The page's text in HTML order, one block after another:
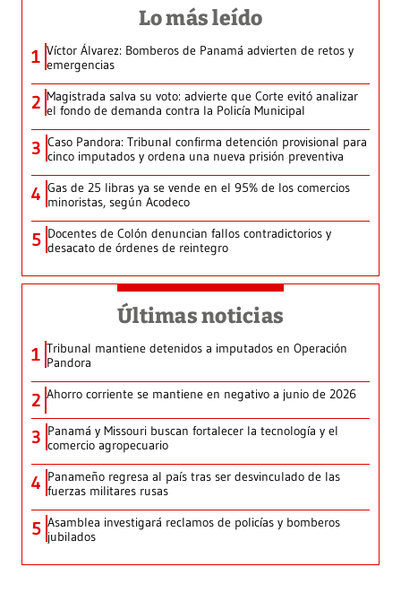
Lo más leído
1 Víctor Álvarez: Bomberos de Panamá advierten de retos y
emergencias
2 Magistrada salva su voto: advierte que Corte evitó analizar
el fondo de demanda contra la Policía Municipal
3 Caso Pandora: Tribunal confirma detención provisional para
cinco imputados y ordena una nueva prisión preventiva
4 Gas de 25 libras ya se vende en el 95% de los comercios
minoristas, según Acodeco
5 Docentes de Colón denuncian fallos contradictorios y
desacato de órdenes de reintegro
Últimas noticias
1 Tribunal mantiene detenidos a imputados en Operación
Pandora
2 Ahorro corriente se mantiene en negativo a junio de 2026
3 Panamá y Missouri buscan fortalecer la tecnología y el
comercio agropecuario
4 Panameño regresa al país tras ser desvinculado de las
fuerzas militares rusas
5 Asamblea investigará reclamos de policías y bomberos
jubilados